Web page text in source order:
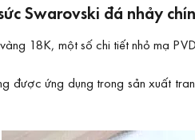
Swarovski đá nhảy
18K, một số chi tiết nhỏ mạ
được ứng dụng trong sản xuất